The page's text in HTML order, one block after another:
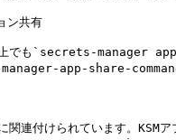
ン共有
ー上でも`secrets-
app-share-
関連付けられています。